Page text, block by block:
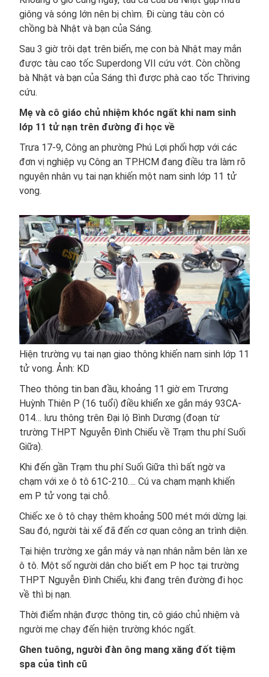
giông và sóng lớn nên bị chìm. Đi cùng tàu còn có
chồng bà Nhật và bạn của Sáng.
Sau 3 giờ trôi dạt trên biển, mẹ con bà Nhật may mắn
được tàu cao tốc Superdong VII cứu vớt. Còn chồng
bà Nhật và bạn của Sáng thì được phà cao tốc Thriving
cứu.
Mẹ và cô giáo chủ nhiệm khóc ngất khi nam sinh
lớp 11 tử nạn trên đường đi học về
Trưa 17-9, Công an phường Phú Lợi phối hợp với các
đơn vị nghiệp vụ Công an TP.HCM đang điều tra làm rõ
nguyên nhân vụ tai nạn khiến một nam sinh lớp 11 tử
vong.
Hiện trường vụ tai nạn giao thông khiến nam sinh lớp 11
tử vong. Ảnh: KD
Theo thông tin ban đầu, khoảng 11 giờ em Trương
Huỳnh Thiên P (16 tuổi) điều khiển xe gắn máy 93CA-
014… lưu thông trên Đại lộ Bình Dương (đoạn từ
trường THPT Nguyễn Đình Chiểu về Trạm thu phí Suối
Giữa).
Khi đến gần Trạm thu phí Suối Giữa thì bất ngờ va
chạm với xe ô tô 61C-210…. Cú va chạm mạnh khiến
em P tử vong tại chỗ.
Chiếc xe ô tô chạy thêm khoảng 500 mét mới dừng lại.
Sau đó, người tài xế đã đến cơ quan công an trình diện.
Tại hiện trường xe gắn máy và nạn nhân nằm bên làn xe
ô tô. Một số người dân cho biết em P học tại trường
THPT Nguyễn Đình Chiểu, khi đang trên đường đi học
về thì bị nạn.
Thời điểm nhận được thông tin, cô giáo chủ nhiệm và
người mẹ chạy đến hiện trường khóc ngất.
Ghen tuông, người đàn ông mang xăng đốt tiệm
spa của tình cũ